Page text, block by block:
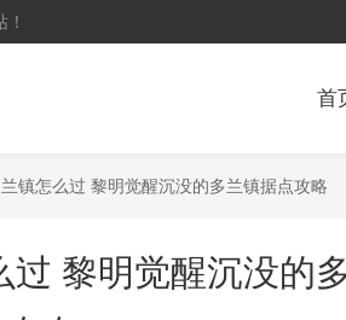
首
镇怎么过 黎明觉醒沉没的多兰镇据点攻略
黎明觉醒沉没的